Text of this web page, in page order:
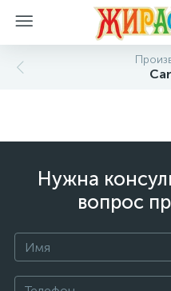
Нужна
вопрос